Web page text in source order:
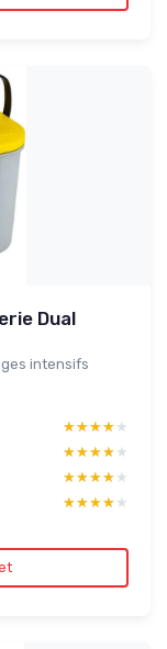
Dual
intensifs
★★★★★
★★★★★
★★★★★
★★★★★
★★★★★
★★★★★
★★★★★
★★★★★